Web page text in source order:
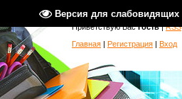
Версия для слабовидящих
Приветствую Вас Гость|RSS
Главная | Регистрация | Вход